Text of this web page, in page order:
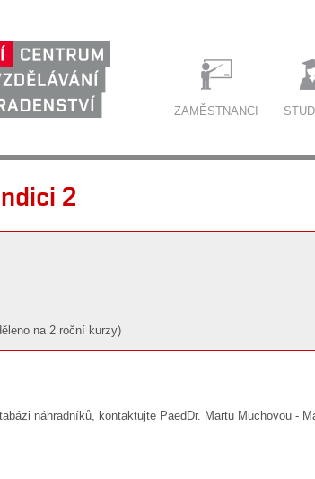
ZAMĚSTNANCI
2
na 2 roční kurzy)
náhradníků, kontaktujte PaedDr. Martu Muchovou -